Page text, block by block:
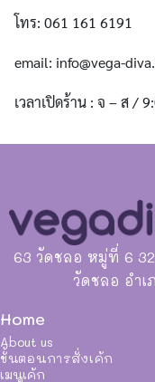
โทร: 061 161 6191
email: info@vega-
เวลาเปิดร้าน : จ – ส /
63 วัดชลอ หมู่ที่ 6
วัดชลอ อำ
Home
About us
ขั้นตอนการสั่งเค้ก
เมนูเค้ก